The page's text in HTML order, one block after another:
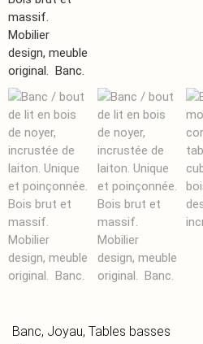
Banc, Joyau, Tables basses